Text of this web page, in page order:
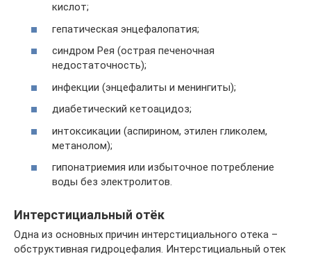
кислот;
гепатическая энцефалопатия;
синдром Рея (острая печеночная
недостаточность);
инфекции (энцефалиты и менингиты);
диабетический кетоацидоз;
интоксикации (аспирином, этилен гликолем,
метанолом);
гипонатриемия или избыточное потребление
воды без электролитов.
Интерстициальный отёк
Одна из основных причин интерстициального отека –
обструктивная гидроцефалия. Интерстициальный отек